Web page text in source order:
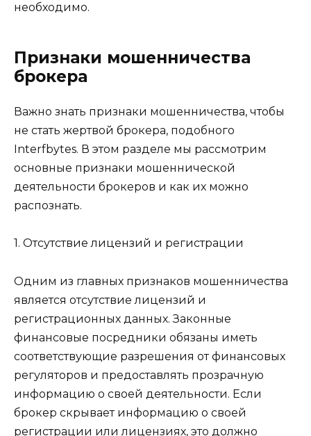
необходимо.
Признаки мошенничества
брокера
Важно знать признаки мошенничества, чтобы
не стать жертвой брокера, подобного
Interfbytes. В этом разделе мы рассмотрим
основные признаки мошеннической
деятельности брокеров и как их можно
распознать.
1. Отсутствие лицензий и регистрации
Одним из главных признаков мошенничества
является отсутствие лицензий и
регистрационных данных. Законные
финансовые посредники обязаны иметь
соответствующие разрешения от финансовых
регуляторов и предоставлять прозрачную
информацию о своей деятельности. Если
брокер скрывает информацию о своей
регистрации или лицензиях, это должно